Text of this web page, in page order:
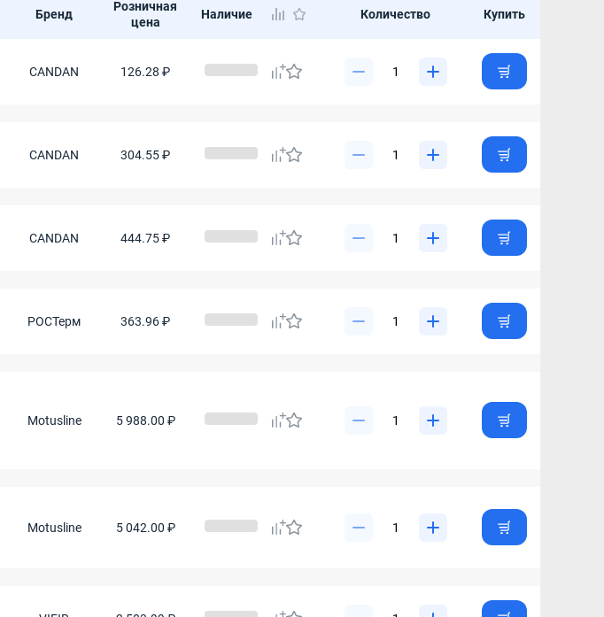
Бренд
Розничная
цена
Наличие Количество Купить
CANDAN 126.28 ₽
CANDAN 304.55 ₽
CANDAN 444.75 ₽
РОСТерм 363.96 ₽
Motusline 5 988.00 ₽
Motusline 5 042.00 ₽